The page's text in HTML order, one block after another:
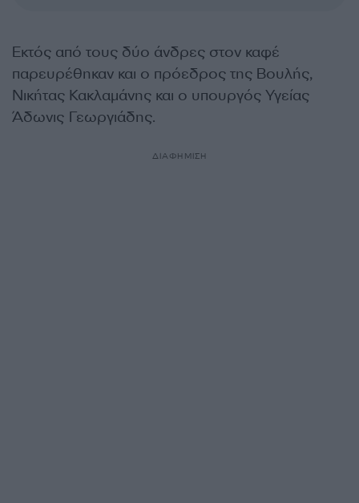
Εκτός από τους δύο άνδρες στον καφέ
παρευρέθηκαν και ο πρόεδρος της Βουλής,
Νικήτας Κακλαμάνης και ο υπουργός Υγείας
Άδωνις Γεωργιάδης.
ΔΙΑΦΗΜΙΣΗ